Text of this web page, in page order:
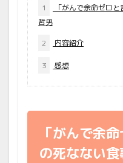
1
「がんで余命ゼロ
哲男
2
内容紹介
3 感想
「がんで余
の死なない